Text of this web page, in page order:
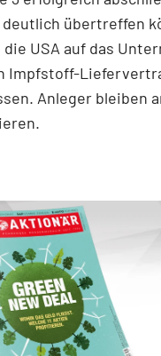
übertreffen
USA auf das
Impfstoff-
Anleger bleiben